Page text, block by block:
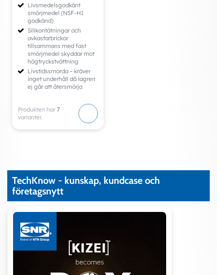
Livsmedelsgodkänt
smörjmedel (NSF-H1
godkänd)
Silikontätningar och
avkastarbrickor
tillsammans med fast
smörjmedel skyddar mot
högtryckstvättning
Livstidssmorda – kräver
inget underhåll då lagren
ej går att återsmörja
Produkten har 7
varianter.
TechKnow - kunskap, kundcase och
företagsnytt